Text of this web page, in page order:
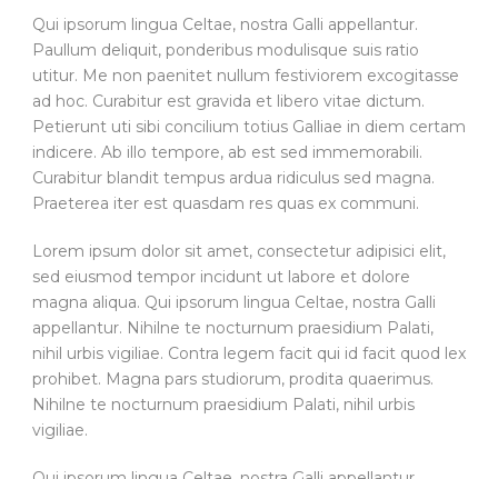
Qui ipsorum lingua Celtae, nostra Galli appellantur.
Paullum deliquit, ponderibus modulisque suis ratio
utitur. Me non paenitet nullum festiviorem excogitasse
ad hoc. Curabitur est gravida et libero vitae dictum.
Petierunt uti sibi concilium totius Galliae in diem certam
indicere. Ab illo tempore, ab est sed immemorabili.
Curabitur blandit tempus ardua ridiculus sed magna.
Praeterea iter est quasdam res quas ex communi.
Lorem ipsum dolor sit amet, consectetur adipisici elit,
sed eiusmod tempor incidunt ut labore et dolore
magna aliqua. Qui ipsorum lingua Celtae, nostra Galli
appellantur. Nihilne te nocturnum praesidium Palati,
nihil urbis vigiliae. Contra legem facit qui id facit quod lex
prohibet. Magna pars studiorum, prodita quaerimus.
Nihilne te nocturnum praesidium Palati, nihil urbis
vigiliae.